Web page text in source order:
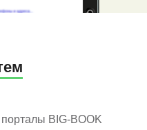
BIG-BOOK